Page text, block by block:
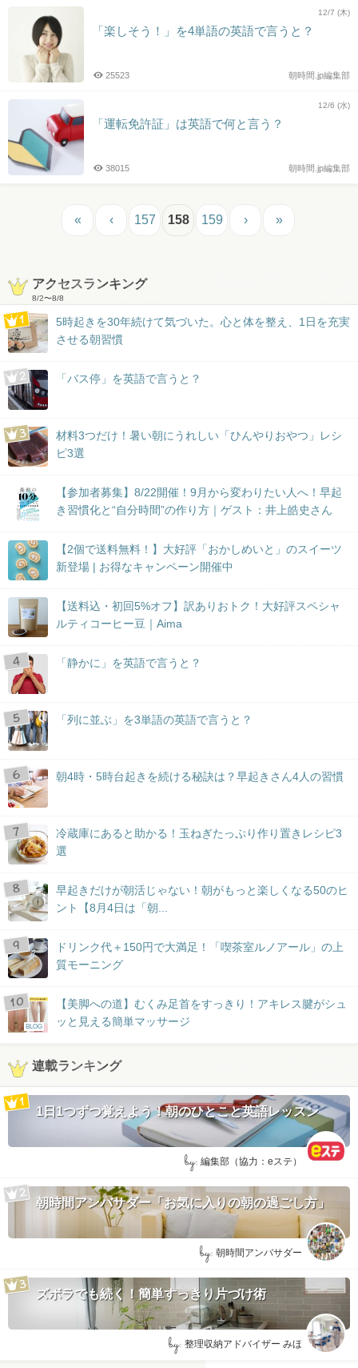
12/7 (木)
「楽しそう！」を4単語の英語で言うと？
朝時間.jp編集部
25523
12/6 (水)
「運転免許証」は英語で何と言う？
朝時間.jp編集部
38015
« ‹ 157 158 159 › »
アクセスランキング
8/2〜8/8
5時起きを30年続けて気づいた。心と体を整え、1日を充実
させる朝習慣
「バス停」を英語で言うと？
材料3つだけ！暑い朝にうれしい「ひんやりおやつ」レシ
ピ3選
【参加者募集】8/22開催！9月から変わりたい人へ！早起
き習慣化と“自分時間”の作り方｜ゲスト：井上皓史さん
【2個で送料無料！】大好評「おかしめいと」のスイーツ
新登場 | お得なキャンペーン開催中
【送料込・初回5%オフ】訳ありおトク！大好評スペシャ
ルティコーヒー豆｜Aima
「静かに」を英語で言うと？
「列に並ぶ」を3単語の英語で言うと？
朝4時・5時台起きを続ける秘訣は？早起きさん4人の習慣
冷蔵庫にあると助かる！玉ねぎたっぷり作り置きレシピ3
選
早起きだけが朝活じゃない！朝がもっと楽しくなる50のヒ
ント【8月4日は「朝...
ドリンク代＋150円で大満足！「喫茶室ルノアール」の上
質モーニング
BLOG
【美脚への道】むくみ足首をすっきり！アキレス腱がシュ
ッと見える簡単マッサージ
連載ランキング
1日1つずつ覚えよう！朝のひとこと英語レッスン
by: 編集部（協力：eステ）
朝時間アンバサダー「お気に入りの朝の過ごし方」
by: 朝時間アンバサダー
ズボラでも続く！簡単すっきり片づけ術
by: 整理収納アドバイザー みほ